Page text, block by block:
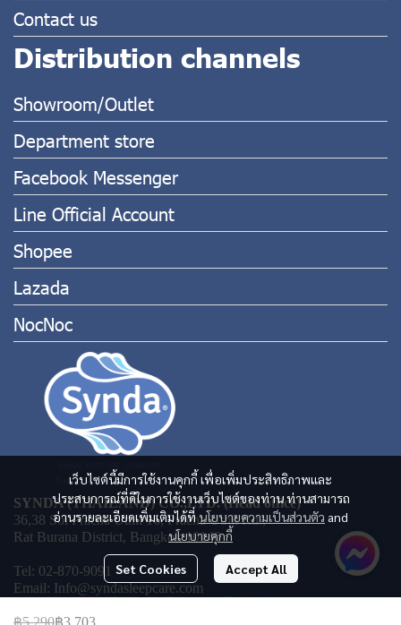
฿5,290฿3,703
เว็บไซต์นี้มีการใช้งานคุกกี้ เพื่อเพิ่มประสิทธิภาพและ
ประสบการณ์ที่ดีในการใช้งานเว็บไซต์ของท่าน ท่านสามารถ
อ่านรายละเอียดเพิ่มเติมได้ที่นโยบายความเป็นส่วนตัว and
นโยบายคุกกี้
Set Cookies Accept All
Contact us
Distribution channels
Showroom/Outlet
Department store
Facebook Messenger
Line Official Account
Shopee
Lazada
NocNoc
SYNDA (THAILAND) CO.,LTD. (Head office)
36,38 Soi Pracha Uthit 16, Pracha Uthit Rd.,
Rat Burana District, Bangkok 10140
Tel: 02-870-9091
Email: Info@syndasleepcare.com